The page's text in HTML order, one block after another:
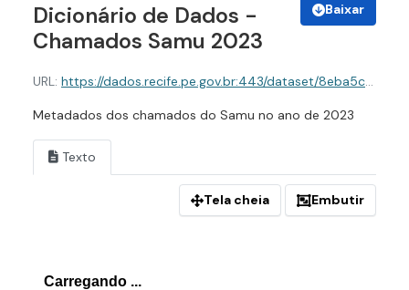
Baixar
Dicionário de Dados -
Chamados Samu 2023
URL: https://dados.recife.pe.gov.br:443/dataset/8eba5c3e-62d7-44a4-8397-baa1441fca34/resource/b8a51e02-df75-4e37-82d1-723382945a39/download/dicionario-de-dados-chamados-samu-2023.json
Metadados dos chamados do Samu no ano de 2023
Texto
Tela cheia Embutir